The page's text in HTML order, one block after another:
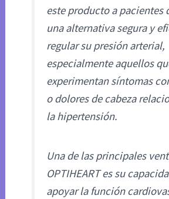
este producto a pacientes
una alternativa segura y
regular su presión arterial,
especialmente aquellos
experimentan síntomas
o dolores de cabeza
la hipertensión.
Una de las principales
OPTIHEART es su
apoyar la función